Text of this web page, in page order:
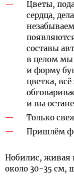
Цветы,
сердца,
составы
в целом мы
и форму
цветка,
и вы
Только
Пришлём
Нобилис, живая
около 30-35 см,